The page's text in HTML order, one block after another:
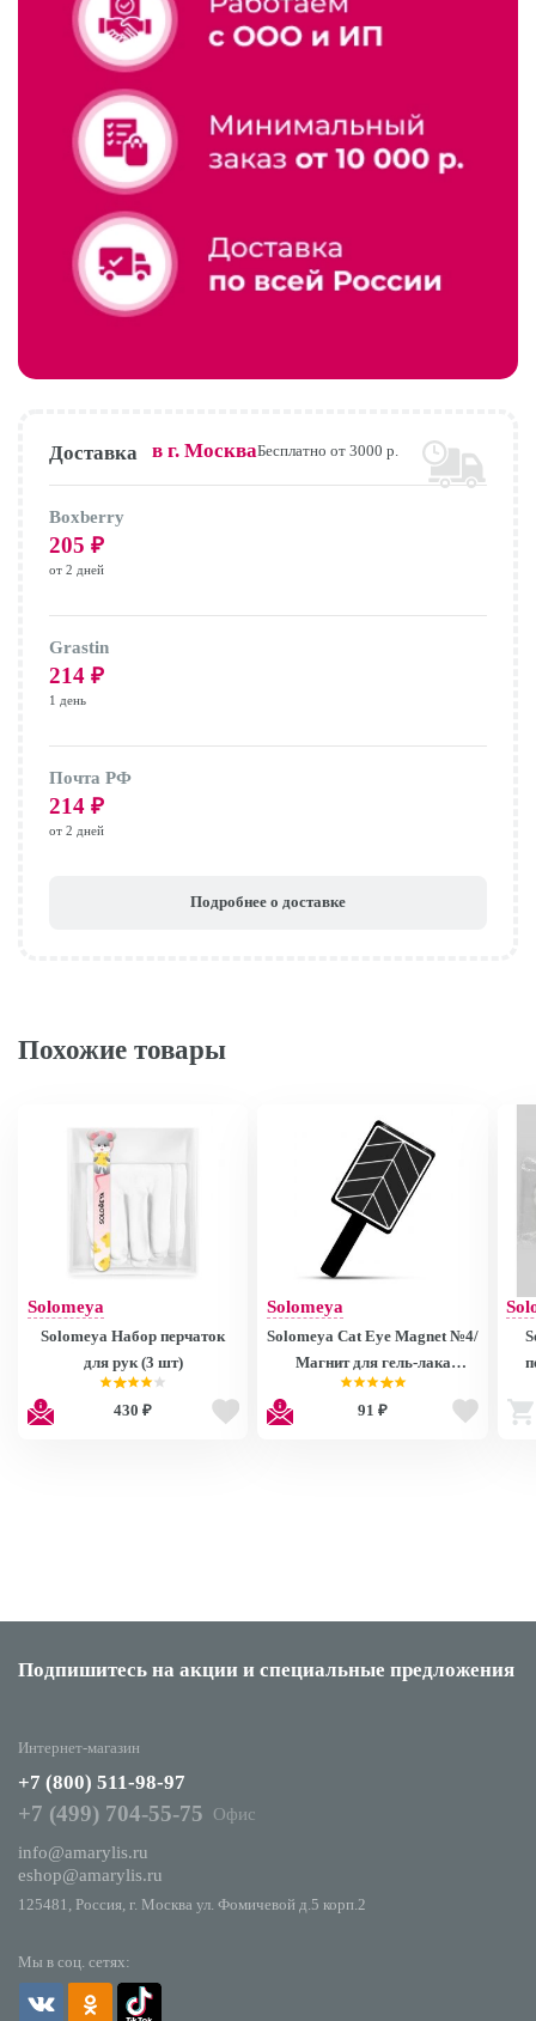
Доставка в г. МоскваБесплатно от 3000 р.
Boxberry
205 ₽
от 2 дней
Grastin
214 ₽
1 день
Почта РФ
214 ₽
от 2 дней
Подробнее о доставке
Похожие товары
Solomeya
Solomeya Набор перчаток
для рук (3 шт)
430 ₽
Solomeya
Solomeya Cat Eye Magnet №4/
Магнит для гель-лака
"Кошачий глаз" №4
91 ₽
Подпишитесь на акции и специальные предложения
Мы в соц. сетях:
Интернет-магазин
+7 (800) 511-98-97
+7 (499) 704-55-75
Офис
info@amarylis.ru
eshop@amarylis.ru
125481, Россия, г. Москва ул. Фомичевой д.5 корп.2